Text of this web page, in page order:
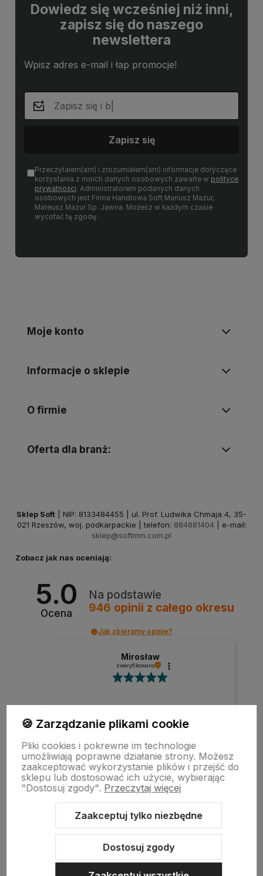
Dowiedz się wcześniej niż inni,
zapisz się do naszego
newslettera
Wpisz adres e-mail i łap promocje!
Zapisz się
Przeczytałem(am) i zrozumiałem(am) informacje dotyczące
korzystania z moich danych osobowych zawarte w polityce
prywatności. Administratorem podanych danych
osobowych jest Firma Handlowa Soft Mariusz Mazur,
Mateusz Mazur Sp. Jawna. Możesz w każdym czasie
wycofać tę zgodę.
Moje konto
Informacje o sklepie
O firmie
Oferta dla branż:
Sklep Soft | NIP: 8133484455 | ul. Prof. Ludwika Chmaja 4, 35-
021 Rzeszów, woj. podkarpackie | telefon: 884881404 | e-mail:
sklep@softmm.com.pl
Zobacz jak nas oceniają:
5.0
Ocena
Na podstawie
946 opinii z całego okresu
Jak zbieramy opinie?
Mirosław
zweryfikowano
Szybka realizacja zamówienia.
w tym miesiącu
zebranych i zweryfikowanych przez
🍪 Zarządzanie plikami cookie
Pliki cookies i pokrewne im technologie
umożliwiają poprawne działanie strony. Możesz
zaakceptować wykorzystanie plików i przejść do
sklepu lub dostosować ich użycie, wybierając
"Dostosuj zgody". Przeczytaj więcej
Zaakceptuj tylko niezbędne
Dostosuj zgody